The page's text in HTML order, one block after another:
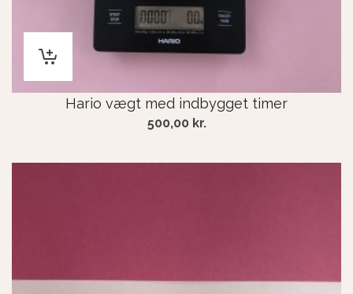
Hario vægt med indbygget timer
500,00 kr.